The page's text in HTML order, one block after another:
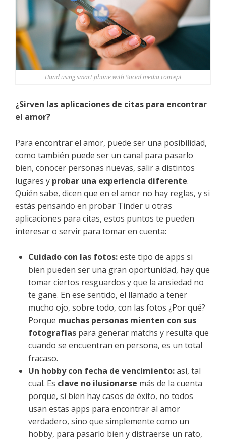
Hand using smart phone with Social media concept
¿Sirven las aplicaciones de citas para encontrar
el amor?
Para encontrar el amor, puede ser una posibilidad,
como también puede ser un canal para pasarlo
bien, conocer personas nuevas, salir a distintos
lugares y probar una experiencia diferente.
Quién sabe, dicen que en el amor no hay reglas, y si
estás pensando en probar Tinder u otras
aplicaciones para citas, estos puntos te pueden
interesar o servir para tomar en cuenta:
Cuidado con las fotos:este tipo de apps si
bien pueden ser una gran oportunidad, hay que
tomar ciertos resguardos y que la ansiedad no
te gane. En ese sentido, el llamado a tener
mucho ojo, sobre todo, con las fotos ¿Por qué?
Porque muchas personas mienten con sus
fotografías para generar matchs y resulta que
cuando se encuentran en persona, es un total
fracaso.
Un hobby con fecha de vencimiento:así, tal
cual. Es clave no ilusionarse más de la cuenta
porque, si bien hay casos de éxito, no todos
usan estas apps para encontrar al amor
verdadero, sino que simplemente como un
hobby, para pasarlo bien y distraerse un rato,